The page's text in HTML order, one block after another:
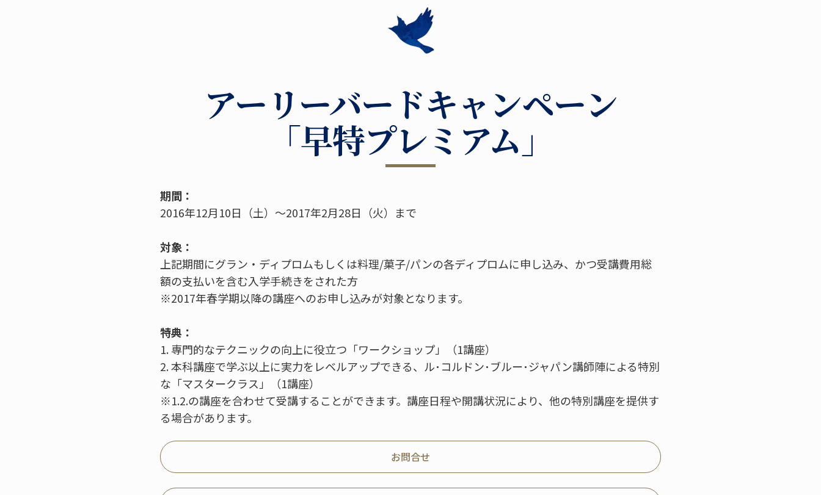
アーリーバードキャンペーン
「早特プレミアム」
期間：
2016年12月10日（土）～2017年2月28日（火）まで
対象：
上記期間にグラン・ディプロムもしくは料理/菓子/パンの各ディプロムに申し込み、かつ受講費用総
額の支払いを含む入学手続きをされた方
※2017年春学期以降の講座へのお申し込みが対象となります。
特典：
1. 専門的なテクニックの向上に役立つ「ワークショップ」（1講座）
2. 本科講座で学ぶ以上に実力をレベルアップできる、ル･コルドン･ブルー･ジャパン講師陣による特別
な「マスタークラス」（1講座）
※1.2.の講座を合わせて受講することができます。講座日程や開講状況により、他の特別講座を提供す
る場合があります。
お問合せ